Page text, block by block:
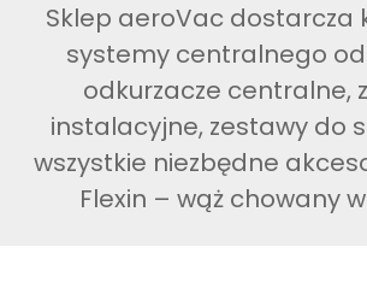
Sklep aeroVac dostarcza
systemy centralnego
odkurzacze centralne,
instalacyjne, zestawy do
wszystkie niezbędne
Flexin – wąż chowany